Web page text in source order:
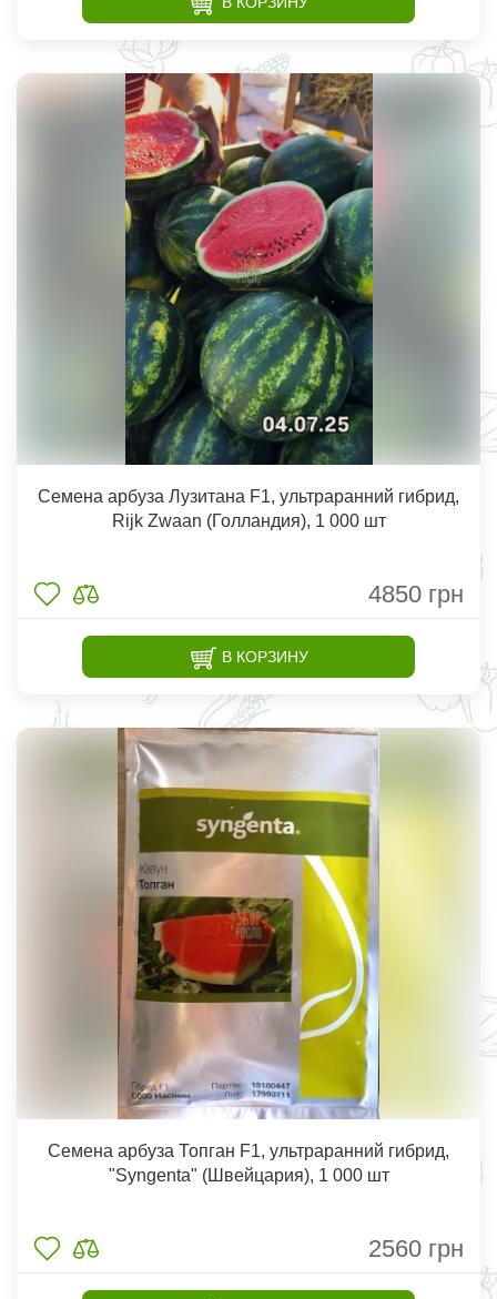
Семена арбуза Лузитана F1, ультраранний гибрид,
Rijk Zwaan (Голландия), 1 000 шт
4850 грн
В КОРЗИНУ
Семена арбуза Топган F1, ультраранний гибрид,
"Syngenta" (Швейцария), 1 000 шт
2560 грн